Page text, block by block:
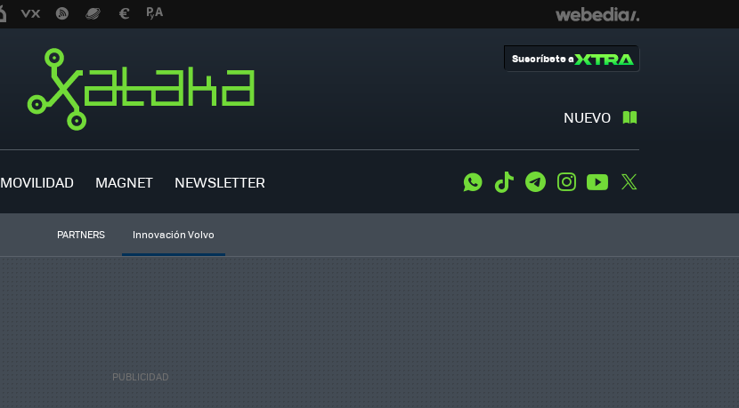
NUEVO
Suscríbete a
MOVILIDAD MAGNET NEWSLETTER WhatsApp
Tiktok TelegramInstagramYoutube
PARTNERS Innovación Volvo